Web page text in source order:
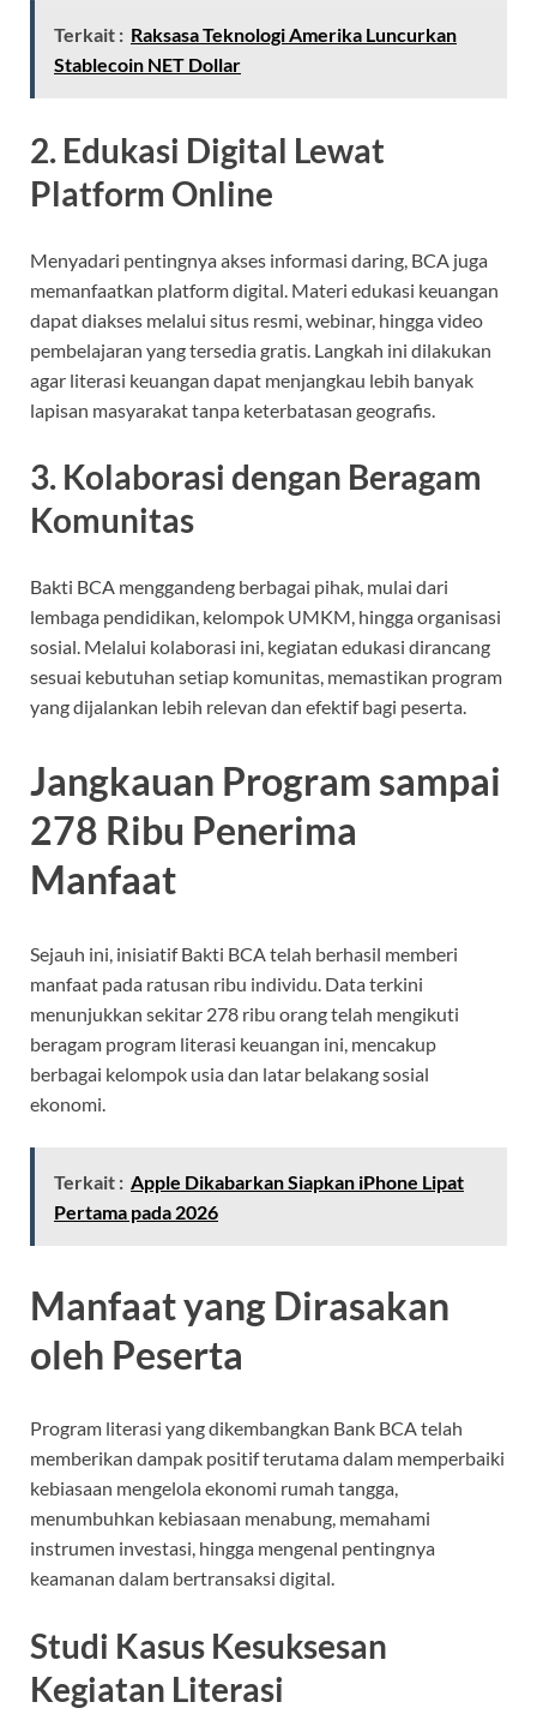
Terkait : Raksasa Teknologi Amerika Luncurkan
Stablecoin NET Dollar
2. Edukasi Digital Lewat
Platform Online
Menyadari pentingnya akses informasi daring, BCA juga
memanfaatkan platform digital. Materi edukasi keuangan
dapat diakses melalui situs resmi, webinar, hingga video
pembelajaran yang tersedia gratis. Langkah ini dilakukan
agar literasi keuangan dapat menjangkau lebih banyak
lapisan masyarakat tanpa keterbatasan geografis.
3. Kolaborasi dengan Beragam
Komunitas
Bakti BCA menggandeng berbagai pihak, mulai dari
lembaga pendidikan, kelompok UMKM, hingga organisasi
sosial. Melalui kolaborasi ini, kegiatan edukasi dirancang
sesuai kebutuhan setiap komunitas, memastikan program
yang dijalankan lebih relevan dan efektif bagi peserta.
Jangkauan Program sampai
278 Ribu Penerima
Manfaat
Sejauh ini, inisiatif Bakti BCA telah berhasil memberi
manfaat pada ratusan ribu individu. Data terkini
menunjukkan sekitar 278 ribu orang telah mengikuti
beragam program literasi keuangan ini, mencakup
berbagai kelompok usia dan latar belakang sosial
ekonomi.
Terkait : Apple Dikabarkan Siapkan iPhone Lipat
Pertama pada 2026
Manfaat yang Dirasakan
oleh Peserta
Program literasi yang dikembangkan Bank BCA telah
memberikan dampak positif terutama dalam memperbaiki
kebiasaan mengelola ekonomi rumah tangga,
menumbuhkan kebiasaan menabung, memahami
instrumen investasi, hingga mengenal pentingnya
keamanan dalam bertransaksi digital.
Studi Kasus Kesuksesan
Kegiatan Literasi